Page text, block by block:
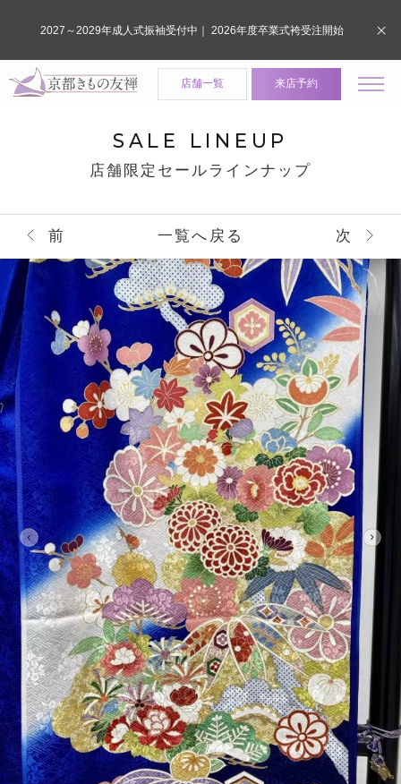
店舗一覧 来店予約
SALE LINEUP
店舗限定セールラインナップ
前 一覧へ戻る 次
2027～2029年成人式振袖受付中｜ 2026年度卒業式袴受注開始